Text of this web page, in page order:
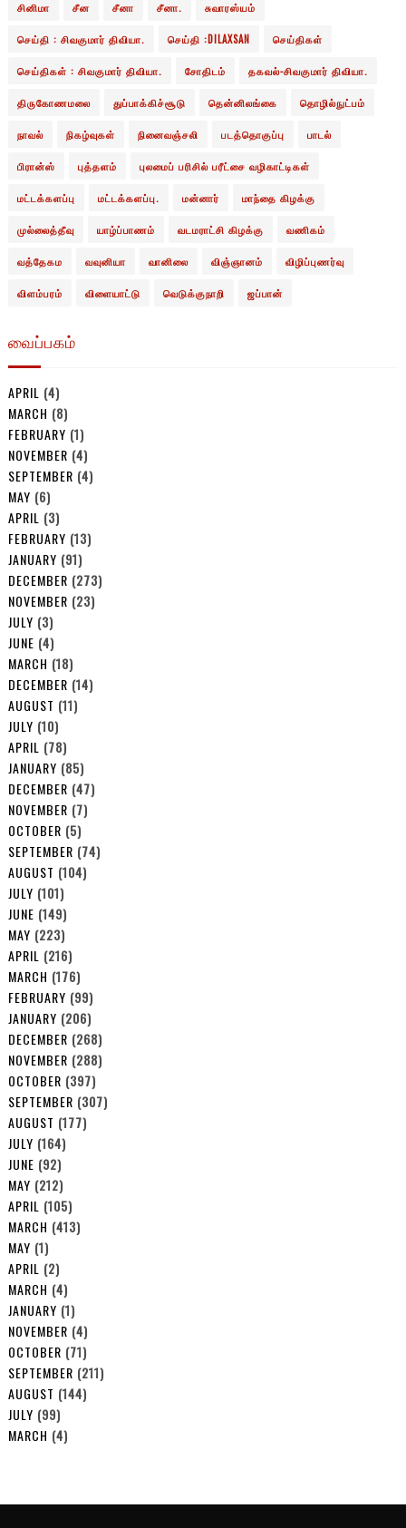
சினிமா சீன சீனா சீனா. சுவாரஸ்யம்
செய்தி : சிவகுமார் திவியா. செய்தி :DILAXSAN செய்திகள்
செய்திகள் : சிவகுமார் திவியா. சோதிடம் தகவல்-சிவகுமார் திவியா.
திருகோணமலை துப்பாக்கிச்சூடு தென்னிலங்கை தொழில்நுட்பம்
நாவல் நிகழ்வுகள் நினைவஞ்சலி படத்தொகுப்பு பாடல்
பிரான்ஸ் புத்தளம் புலமைப் பரிசில் பரீட்சை வழிகாட்டிகள்
மட்டக்களப்பு மட்டக்களப்பு. மன்னார் மாந்தை கிழக்கு
முல்லைத்தீவு யாழ்ப்பாணம் வடமராட்சி கிழக்கு வணிகம்
வத்தேகம வவுனியா வானிலை விஞ்ஞானம் விழிப்புணர்வு
விளம்பரம் விளையாட்டு வெடுக்குநாறி ஜப்பான்
வைப்பகம்
APRIL (4)
MARCH (8)
FEBRUARY (1)
NOVEMBER (4)
SEPTEMBER (4)
MAY (6)
APRIL (3)
FEBRUARY (13)
JANUARY (91)
DECEMBER (273)
NOVEMBER (23)
JULY (3)
JUNE (4)
MARCH (18)
DECEMBER (14)
AUGUST (11)
JULY (10)
APRIL (78)
JANUARY (85)
DECEMBER (47)
NOVEMBER (7)
OCTOBER (5)
SEPTEMBER (74)
AUGUST (104)
JULY (101)
JUNE (149)
MAY (223)
APRIL (216)
MARCH (176)
FEBRUARY (99)
JANUARY (206)
DECEMBER (268)
NOVEMBER (288)
OCTOBER (397)
SEPTEMBER (307)
AUGUST (177)
JULY (164)
JUNE (92)
MAY (212)
APRIL (105)
MARCH (413)
MAY (1)
APRIL (2)
MARCH (4)
JANUARY (1)
NOVEMBER (4)
OCTOBER (71)
SEPTEMBER (211)
AUGUST (144)
JULY (99)
MARCH (4)